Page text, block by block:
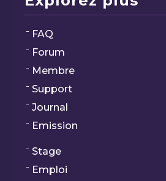
FAQ
Forum
Membre
Support
Journal
Emission
Stage
Emploi